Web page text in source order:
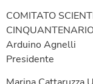
COMITATO
Arduino Agnelli
Presidente